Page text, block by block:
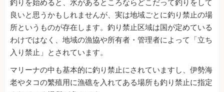
釣りを始めると、水があるところならどこだって釣りをして
良いと思うかもしれませんが、実は地域ごとに釣り禁止の場
所というものが存在します。釣り禁止区域は国が定めている
わけではなく、地域の漁協や所有者・管理者によって「立ち
入り禁止」とされています。
マリーナの中も基本的に釣り禁止にされていますし、伊勢海
老やタコの繁殖用に漁礁を入れてある場所も釣り禁止に指定